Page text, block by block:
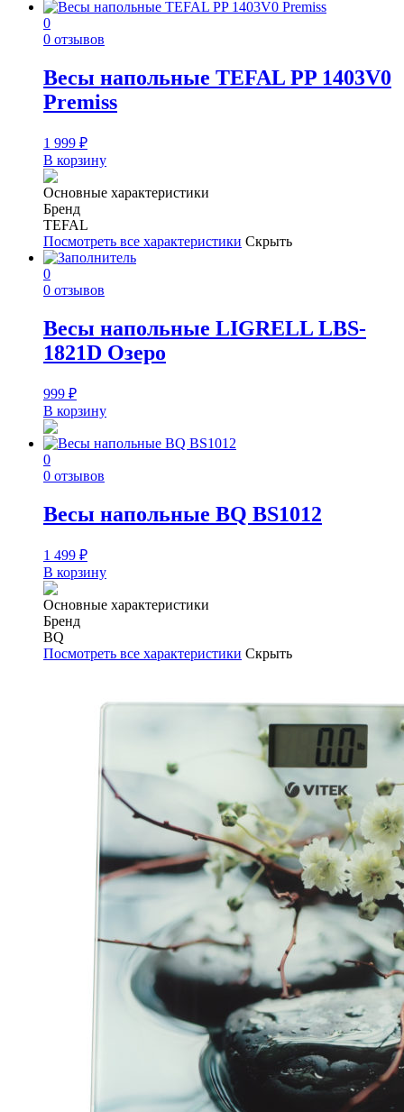
0
0 отзывов
Весы напольные TEFAL PP 1403V0
Premiss
1 999 ₽
В корзину
Основные характеристики
Бренд
TEFAL
Посмотреть все характеристики Скрыть
0
0 отзывов
Весы напольные LIGRELL LBS-
1821D Озеро
999 ₽
В корзину
0
0 отзывов
Весы напольные BQ BS1012
1 499 ₽
В корзину
Основные характеристики
Бренд
BQ
Посмотреть все характеристики Скрыть